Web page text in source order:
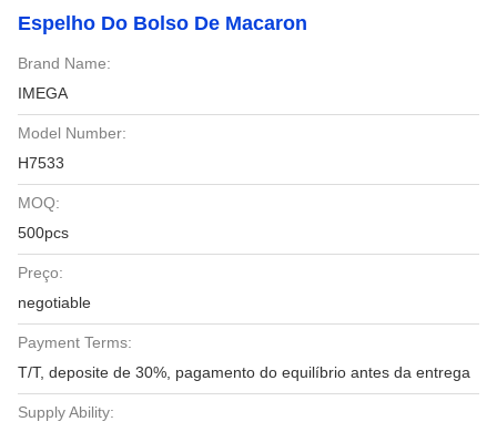
Espelho Do Bolso De Macaron
Brand Name:
IMEGA
Model Number:
H7533
MOQ:
500pcs
Preço:
negotiable
Payment Terms:
T/T, deposite de 30%, pagamento do equilíbrio antes da entrega
Supply Ability: